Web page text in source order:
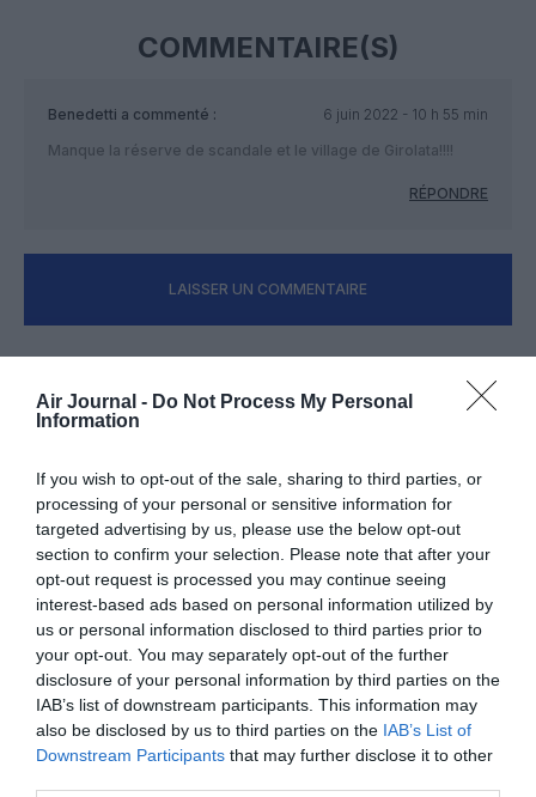
Air Journal - Do Not Process My Personal
Information
If you wish to opt-out of the sale, sharing to third parties, or
processing of your personal or sensitive information for
targeted advertising by us, please use the below opt-out
section to confirm your selection. Please note that after your
opt-out request is processed you may continue seeing
interest-based ads based on personal information utilized by
us or personal information disclosed to third parties prior to
your opt-out. You may separately opt-out of the further
disclosure of your personal information by third parties on the
IAB’s list of downstream participants. This information may
also be disclosed by us to third parties on the IAB’s List of
Downstream Participants that may further disclose it to other
COMMENTAIRE(S)
Benedetti a commenté :
6 juin 2022 - 10 h 55 min
Manque la réserve de scandale et le village de Girolata!!!!
RÉPONDRE
LAISSER UN COMMENTAIRE
FAIRE UN DON
Soutenez Air Journal participezà son
développement !
NOUS SOUTENIR